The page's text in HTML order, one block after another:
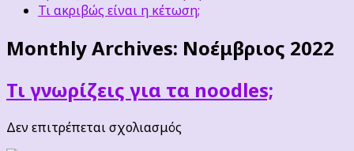
Τι ακριβώς είναι η κέτωση;
Monthly Archives: Νοέμβριος 2022
Τι γνωρίζεις για τα noodles;
Δεν επιτρέπεται σχολιασμός